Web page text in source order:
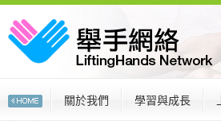
關於我們 學習與成長